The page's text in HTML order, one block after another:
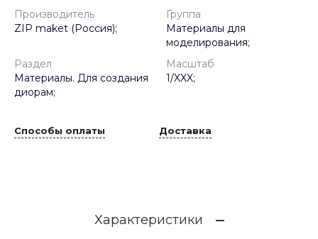
Производитель
ZIP maket (Россия);
Группа
Материалы для
моделирования;
Раздел
Материалы. Для создания
диорам;
Масштаб
1/XXX;
Способы оплаты Доставка
Характеристики